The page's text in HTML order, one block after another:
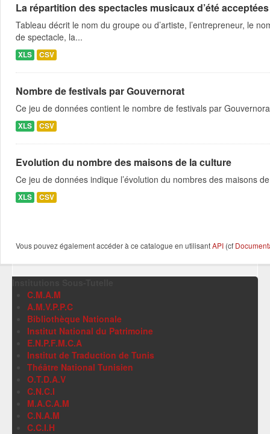
La répartition des spectacles musicaux d’été
Tableau décrit le nom du groupe ou d’artiste, l’entrepreneur, le
de spectacle, la...
XLS CSV
Nombre de festivals par Gouvernorat
Ce jeu de données contient le nombre de festivals par
XLS CSV
Evolution du nombre des maisons de la culture
Ce jeu de données indique l’évolution du nombres des maisons
XLS CSV
Vous pouvez également accéder à ce catalogue en utilisantAPI (cf
C.M.A.M
A.M.V.P.P.C
Bibliothèque Nationale
Institut National du Patrimoine
E.N.P.F.M.C.A
Institut de Traduction de Tunis
Théâtre National Tunisien
O.T.D.A.V
C.N.C.I
M.A.C.A.M
C.N.A.M
C.C.I.H